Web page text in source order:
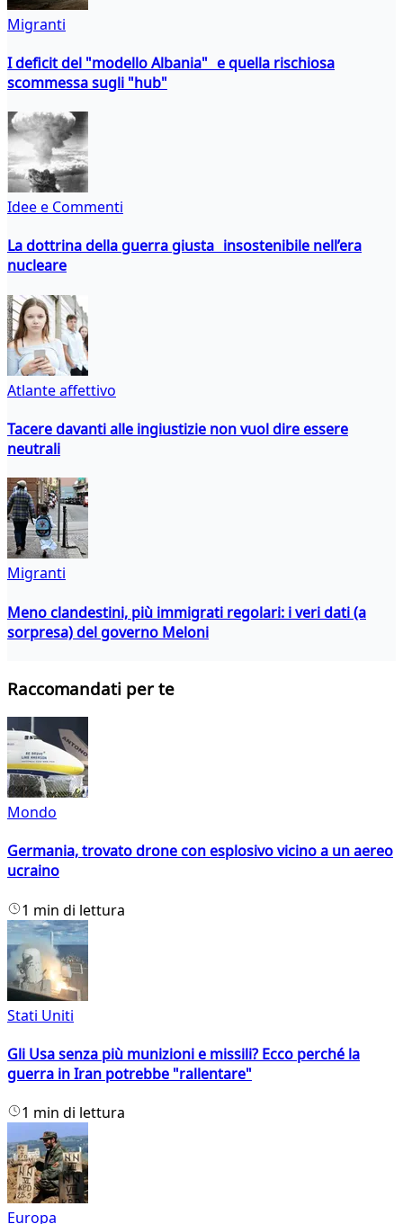
Migranti
I deficit del "modello Albania" e quella rischiosa
scommessa sugli "hub"
Idee e Commenti
La dottrina della guerra giusta insostenibile nell’era
nucleare
Atlante affettivo
Tacere davanti alle ingiustizie non vuol dire essere
neutrali
Migranti
Meno clandestini, più immigrati regolari: i veri dati (a
sorpresa) del governo Meloni
Raccomandati per te
Mondo
Germania, trovato drone con esplosivo vicino a un aereo
ucraino
1 min di lettura
Stati Uniti
Gli Usa senza più munizioni e missili? Ecco perché la
guerra in Iran potrebbe "rallentare"
1 min di lettura
Europa